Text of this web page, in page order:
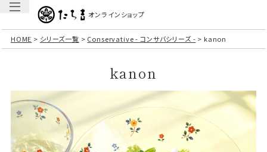
オンラインショップ
HOME シリーズ一覧 Conservative - コンサバシリーズ - kanon
kanon